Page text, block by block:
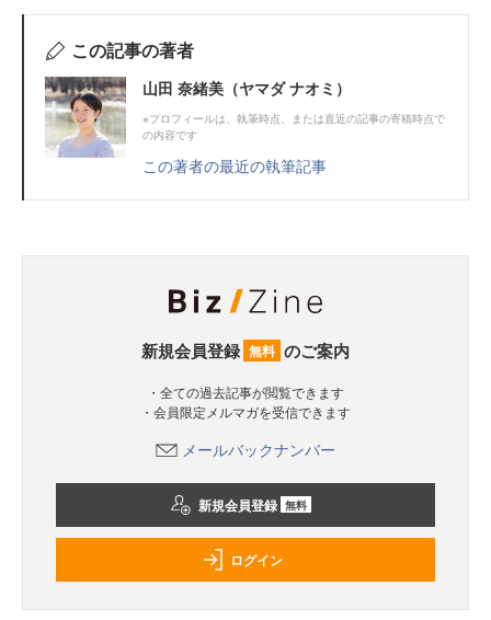
この記事の著者
山田 奈緒美（ヤマダ ナオミ）
※プロフィールは、執筆時点、または直近の記事の寄稿時点で
の内容です
この著者の最近の執筆記事
新規会員登録 無料 のご案内
・全ての過去記事が閲覧できます
・会員限定メルマガを受信できます
メールバックナンバー
新規会員登録 無料
ログイン